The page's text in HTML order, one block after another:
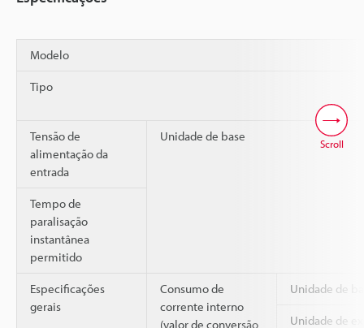
Modelo
Tipo
Tensão de
alimentação da
entrada
Unidade de base
Tempo de
paralisação
instantânea
permitido
Especificações
gerais
Consumo de
corrente interno
(valor de conversão
Unidade de
Unidade de
Scroll